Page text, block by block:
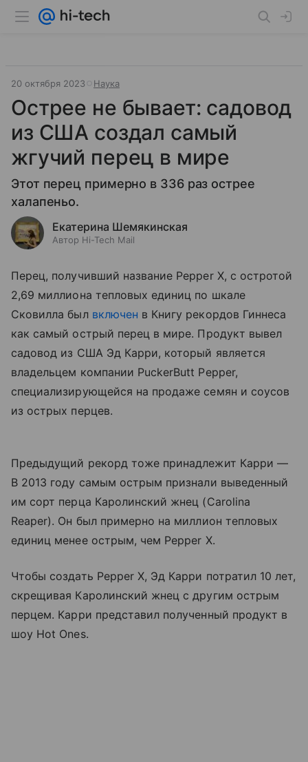
20 октября 2023 Наука
Острее не бывает: садовод
из США создал самый
жгучий перец в мире
Этот перец примерно в 336 раз острее
халапеньо.
Екатерина Шемякинская
Автор Hi-Tech Mail
Перец, получивший название Pepper X, с остротой
2,69 миллиона тепловых единиц по шкале
Сковилла был включен в Книгу рекордов Гиннеса
как самый острый перец в мире. Продукт вывел
садовод из США Эд Карри, который является
владельцем компании PuckerButt Pepper,
специализирующейся на продаже семян и соусов
из острых перцев.
Предыдущий рекорд тоже принадлежит Карри —
В 2013 году самым острым признали выведенный
им сорт перца Каролинский жнец (Carolina
Reaper). Он был примерно на миллион тепловых
единиц менее острым, чем Pepper X.
Чтобы создать Pepper X, Эд Карри потратил 10 лет,
скрещивая Каролинский жнец с другим острым
перцем. Карри представил полученный продукт в
шоу Hot Ones.